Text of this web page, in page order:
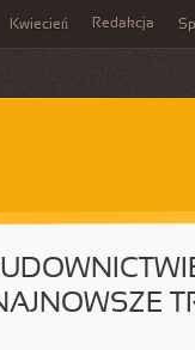
Kwiecień Redakcja